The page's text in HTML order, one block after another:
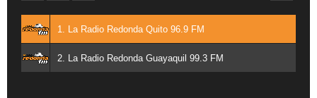
1. La Radio Redonda Quito 96.9 FM
2. La Radio Redonda Guayaquil 99.3 FM